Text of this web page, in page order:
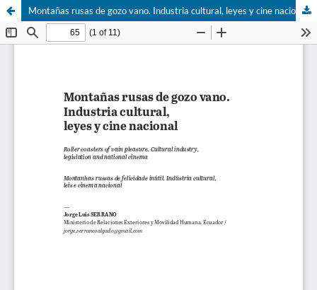
Montañas rusas de gozo vano. Industria cultural, leyes y cine nacional